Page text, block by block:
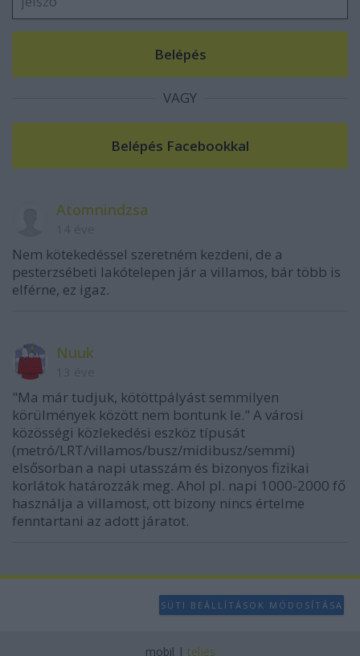
VAGY
Atomnindzsa
Nem kötekedéssel szeretném kezdeni, de a
pesterzsébeti lakótelepen jár a villamos, bár több is
elférne, ez igaz.
Nuuk
"Ma már tudjuk, kötöttpályást semmilyen
körülmények között nem bontunk le." A városi
közösségi közlekedési eszköz típusát
(metró/LRT/villamos/busz/midibusz/semmi)
elsősorban a napi utasszám és bizonyos fizikai
korlátok határozzák meg. Ahol pl. napi 1000-2000 fő
használja a villamost, ott bizony nincs értelme
fenntartani az adott járatot.
SÜTI BEÁLLÍTÁSOK MÓDOSÍTÁSA
mobil | teljes